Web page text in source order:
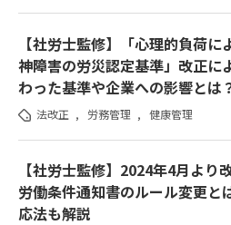
【社労士監修】「心理的負荷に
神障害の労災認定基準」改正に
わった基準や企業への影響とは
法改正 , 労務管理 , 健康管理
【社労士監修】2024年4月より
労働条件通知書のルール変更と
応法も解説